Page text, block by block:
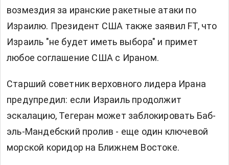
возмездия за иранские ракетные атаки по
Израилю. Президент США также заявил FT, что
Израиль "не будет иметь выбора" и примет
любое соглашение США с Ираном.
Старший советник верховного лидера Ирана
предупредил: если Израиль продолжит
эскалацию, Тегеран может заблокировать Баб-
эль-Мандебский пролив - еще один ключевой
морской коридор на Ближнем Востоке.